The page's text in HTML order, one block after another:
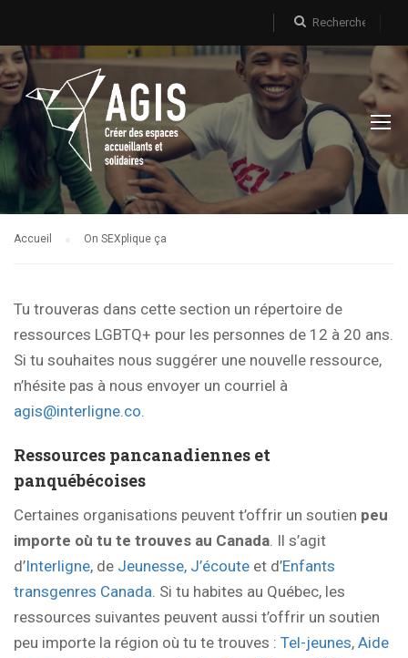
Accueil On SEXplique ça
Tu trouveras dans cette section un répertoire de
ressources LGBTQ+ pour les personnes de 12 à 20 ans.
Si tu souhaites nous suggérer une nouvelle ressource,
n’hésite pas à nous envoyer un courriel à
agis@interligne.co.
Ressources pancanadiennes et
panquébécoises
Certaines organisations peuvent t’offrir un soutien peu
importe où tu te trouves au Canada. Il s’agit
d’Interligne, de Jeunesse, J’écoute et d’Enfants
transgenres Canada. Si tu habites au Québec, les
ressources suivantes peuvent aussi t’offrir un soutien
peu importe la région où tu te trouves : Tel-jeunes, Aide